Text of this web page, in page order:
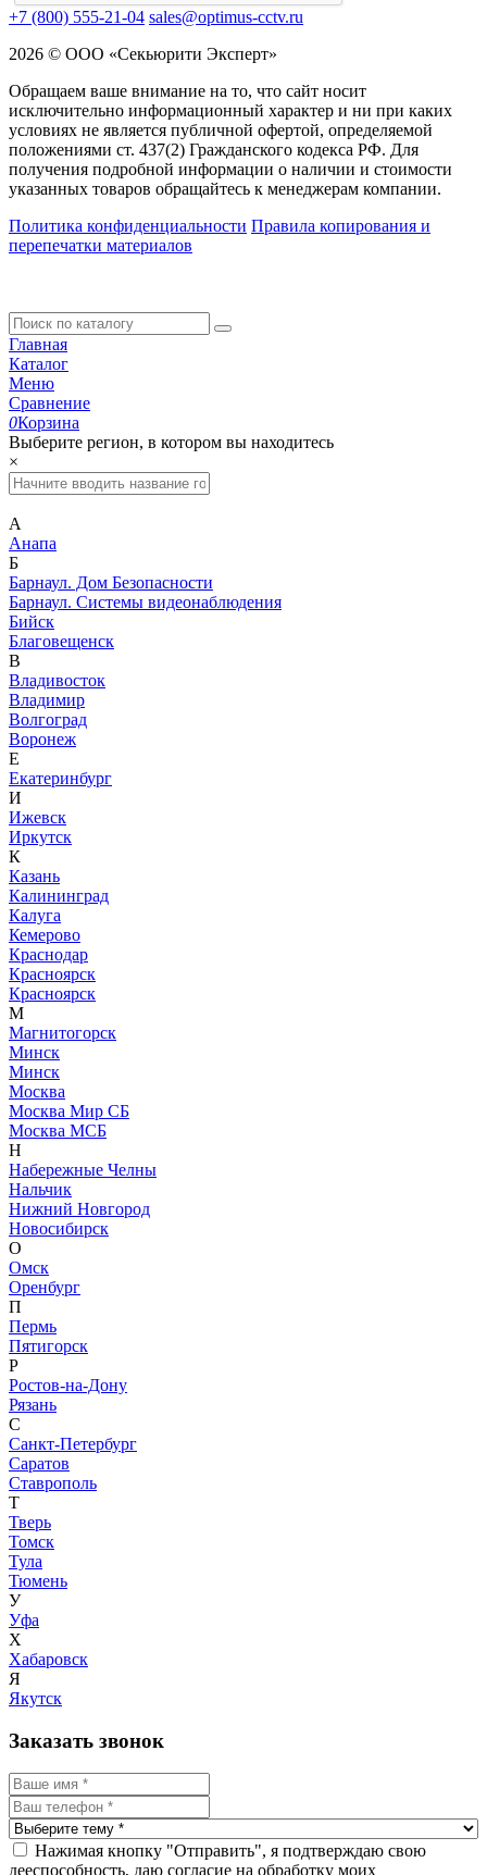
+7 (800) 555-21-04 sales@optimus-cctv.ru
2026 © ООО «Секьюрити Эксперт»
Обращаем ваше внимание на то, что сайт носит
исключительно информационный характер и ни при каких
условиях не является публичной офертой, определяемой
положениями ст. 437(2) Гражданского кодекса РФ. Для
получения подробной информации о наличии и стоимости
указанных товаров обращайтесь к менеджерам компании.
Политика конфиденциальности Правила копирования и
перепечатки материалов
Главная
Каталог
Меню
Сравнение
0Корзина
Выберите регион, в котором вы находитесь
×
А
Анапа
Б
Барнаул. Дом Безопасности
Барнаул. Системы видеонаблюдения
Бийск
Благовещенск
В
Владивосток
Владимир
Волгоград
Воронеж
Е
Екатеринбург
И
Ижевск
Иркутск
К
Казань
Калининград
Калуга
Кемерово
Краснодар
Красноярск
Красноярск
М
Магнитогорск
Минск
Минск
Москва
Москва Мир СБ
Москва МСБ
Н
Набережные Челны
Нальчик
Нижний Новгород
Новосибирск
О
Омск
Оренбург
П
Пермь
Пятигорск
Р
Ростов-на-Дону
Рязань
С
Санкт-Петербург
Саратов
Ставрополь
Т
Тверь
Томск
Тула
Тюмень
У
Уфа
Х
Хабаровск
Я
Якутск
Заказать звонок
Нажимая кнопку "Отправить", я подтверждаю свою
дееспособность, даю согласие на обработку моих